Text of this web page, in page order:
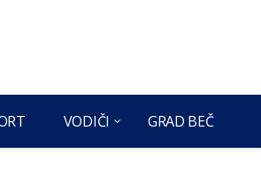
VODIČI GRAD BEČ